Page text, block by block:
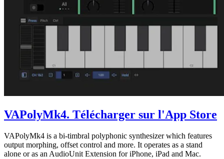
VAPolyMk4. Télécharger sur l'App Store
VAPolyMk4 is a bi-timbral polyphonic synthesizer which features
output morphing, offset control and more. It operates as a stand
alone or as an AudioUnit Extension for iPhone, iPad and Mac.